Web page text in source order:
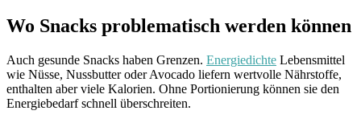
Wo Snacks problematisch werden können
Auch gesunde Snacks haben Grenzen. Energiedichte Lebensmittel
wie Nüsse, Nussbutter oder Avocado liefern wertvolle Nährstoffe,
enthalten aber viele Kalorien. Ohne Portionierung können sie den
Energiebedarf schnell überschreiten.